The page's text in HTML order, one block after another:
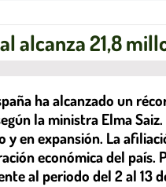
alcanza 21,8
ha alcanzado un
la ministra Elma
y en expansión. La
económica del
al periodo del 2 al 13